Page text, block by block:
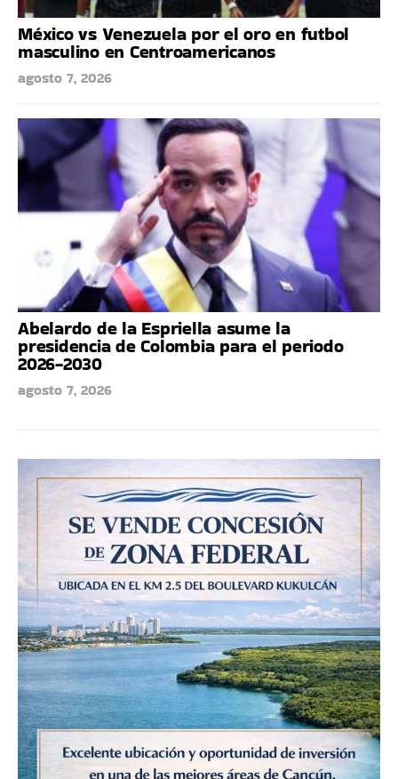
México vs Venezuela por el oro en futbol
masculino en Centroamericanos
agosto 7, 2026
Abelardo de la Espriella asume la
presidencia de Colombia para el periodo
2026-2030
agosto 7, 2026